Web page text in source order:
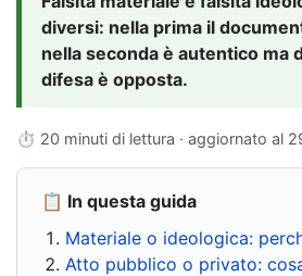
diversi: nella prima il
nella seconda è autentico ma
difesa è opposta.
⏱ 20 minuti di lettura · aggiornato al
📋 In questa guida
Materiale o ideologica:
Atto pubblico o privato: